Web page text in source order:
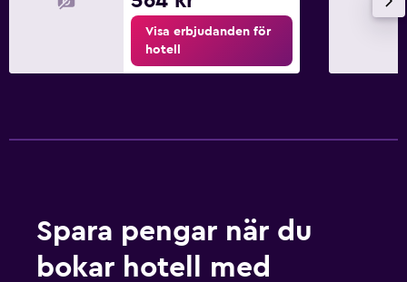
Visa erbjudanden för
hotell
Spara pengar när du
bokar hotell med